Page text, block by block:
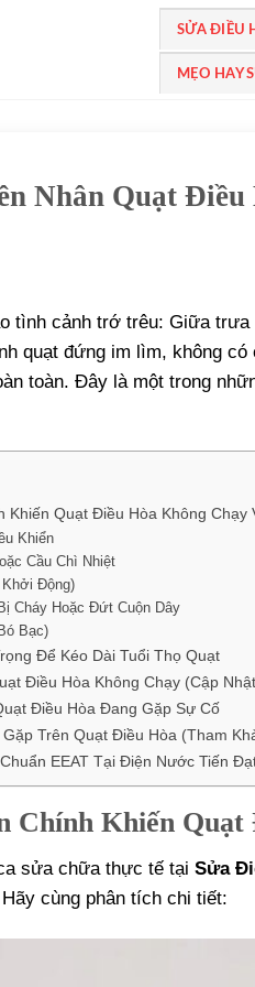
SỬA ĐIỀU
MẸO HAY
Nhân Quạt
tình cảnh trớ trêu: Giữa
quạt đứng im lìm, không
toàn. Đây là một trong
Khiến Quạt Điều Hòa Không Chạy
Khiển
Cầu Chì Nhiệt
Khởi Động)
Cháy Hoặc Đứt Cuộn Dây
Bạc)
Để Kéo Dài Tuổi Thọ Quạt
Điều Hòa Không Chạy (Cập
Điều Hòa Đang Gặp Sự Cố
Trên Quạt Điều Hòa (Tham
EEAT Tại Điện Nước Tiến
Chính Khiến
sửa chữa thực tế tại Sửa
cùng phân tích chi tiết: